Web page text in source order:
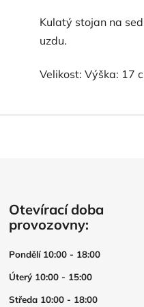
Kulatý stojan na
uzdu.
Velikost: Výška: 17
Otevírací doba
provozovny:
Pondělí 10:00 - 18:00
Úterý 10:00 - 15:00
Středa 10:00 - 18:00